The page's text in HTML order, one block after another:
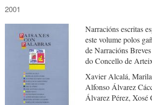
2001
Narracións escritas
este volume polos
de Narracións
do Concello de
Xavier Alcalá,
Alfonso Álvarez
Álvarez Pérez, Xosé